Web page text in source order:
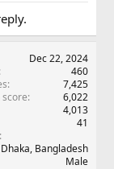
Dec 22, 2024
460
7,425
score
6,022
4,013
41
Dhaka, Bangladesh
Male